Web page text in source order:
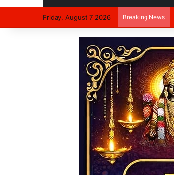
Friday, August 7 2026 Breaking News